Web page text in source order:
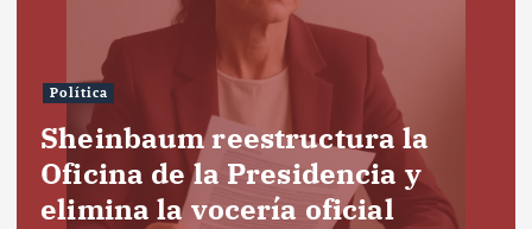
Política
Sheinbaum reestructura la
Oficina de la Presidencia y
elimina la vocería oficial